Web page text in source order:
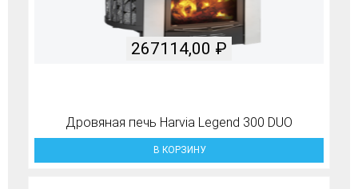
Дровяная печь Harvia Legend 300 DUO
267114,00 ₽
В КОРЗИНУ